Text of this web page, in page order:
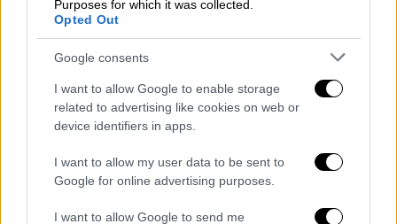
Purposes for which it was collected.
Opted Out
Google consents
I want to allow Google to enable storage
related to advertising like cookies on web or
device identifiers in apps.
I want to allow my user data to be sent to
Google for online advertising purposes.
I want to allow Google to send me
μπλοκαρισμένη», πρόσθεσε.
Η νεαρή γυναίκα είπε ότι δεν θυμάται αν η
γυναικολόγος είχε λάβει τη συγκατάθεσή
της πριν την εξετάσει. Υποστηρίζει πάντως
ότι βίωσε αυτό το γεγονός «τουλάχιστον ως
σεξουαλική επίθεση», αν και μέχρι τώρα δεν
έχει υποβάλει καταγγελία σε βάρος της.
Τι λένε οι δύο γυναίκες